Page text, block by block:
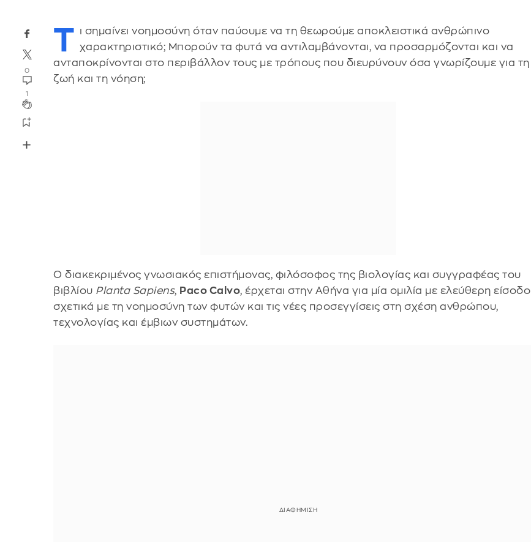
0
1
Τ ι σημαίνει νοημοσύνη όταν παύουμε να τη θεωρούμε αποκλειστικά ανθρώπινο
χαρακτηριστικό; Μπορούν τα φυτά να αντιλαμβάνονται, να προσαρμόζονται και να
ανταποκρίνονται στο περιβάλλον τους με τρόπους που διευρύνουν όσα γνωρίζουμε για τη
ζωή και τη νόηση;
Ο διακεκριμένος γνωσιακός επιστήμονας, φιλόσοφος της βιολογίας και συγγραφέας του
βιβλίου Planta Sapiens, Paco Calvo, έρχεται στην Αθήνα για μία ομιλία με ελεύθερη είσοδο
σχετικά με τη νοημοσύνη των φυτών και τις νέες προσεγγίσεις στη σχέση ανθρώπου,
τεχνολογίας και έμβιων συστημάτων.